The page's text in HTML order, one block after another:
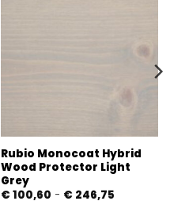
Rubio Monocoat Hybrid
Wood Protector Light
Grey
€ 100,60 - € 246,75Prijsklasse: